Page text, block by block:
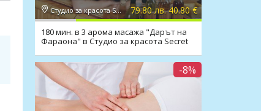
Студио за красота Secret Vision 79.80 лв. 40.80 €
180 мин. в 3 арома масажа "Дарът на
Фараона" в Студио за красота Secret
-8%